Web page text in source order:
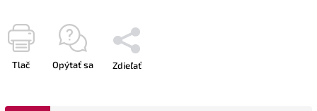
Tlač Opýtať sa Zdieľať